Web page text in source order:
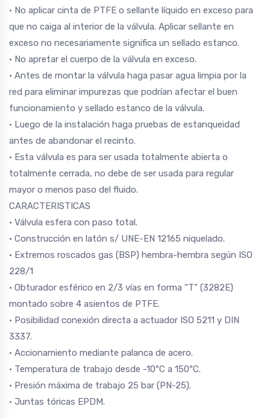
• No aplicar cinta de PTFE o sellante líquido en exceso para
que no caiga al interior de la válvula. Aplicar sellante en
exceso no necesariamente significa un sellado estanco.
• No apretar el cuerpo de la válvula en exceso.
• Antes de montar la válvula haga pasar agua limpia por la
red para eliminar impurezas que podrían afectar el buen
funcionamiento y sellado estanco de la válvula.
• Luego de la instalación haga pruebas de estanqueidad
antes de abandonar el recinto.
• Esta válvula es para ser usada totalmente abierta o
totalmente cerrada, no debe de ser usada para regular
mayor o menos paso del fluido.
CARACTERISTICAS
• Válvula esfera con paso total.
• Construcción en latón s/ UNE-EN 12165 niquelado.
• Extremos roscados gas (BSP) hembra-hembra según ISO
228/1
• Obturador esférico en 2/3 vías en forma “T” (3282E)
montado sobre 4 asientos de PTFE.
• Posibilidad conexión directa a actuador ISO 5211 y DIN
3337.
• Accionamiento mediante palanca de acero.
• Temperatura de trabajo desde -10ºC a 150ºC.
• Presión máxima de trabajo 25 bar (PN-25).
• Juntas tóricas EPDM.